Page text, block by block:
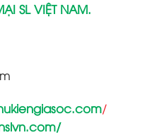
SL VIỆT NAM.
/